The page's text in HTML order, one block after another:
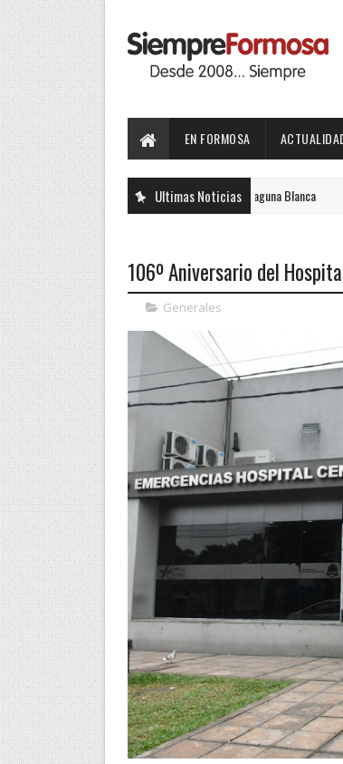
EN FORMOSA
Ultimas Noticias
de la Fiesta Nacional Del Pomelo en Laguna Blanca
106º Aniversario del
Generales